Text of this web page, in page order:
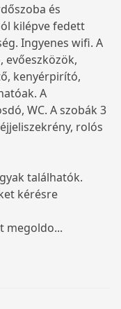
és
kilépve fedett
Ingyenes wifi. A
evőeszközök,
kenyérpirító,
A
WC. A szobák 3
rolós
találhatók.
kérésre
megoldo...